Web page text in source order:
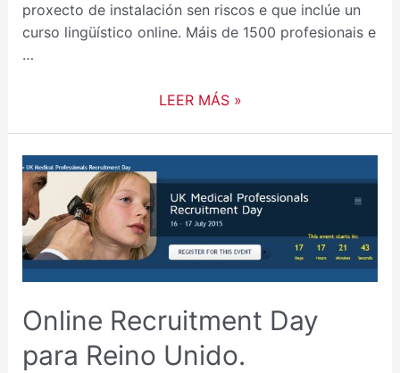
proxecto de instalación sen riscos e que inclúe un
curso lingüístico online. Máis de 1500 profesionais e
…
LEER MÁS »
Online Recruitment Day
para Reino Unido.
RECRUITMENT
DAY
PARA
REINO